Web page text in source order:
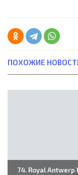
ПОХОЖИЕ
74. Royal Antwerp